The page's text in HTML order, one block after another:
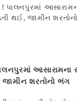
આસારામના
જામીન શરતોનો ભંગ